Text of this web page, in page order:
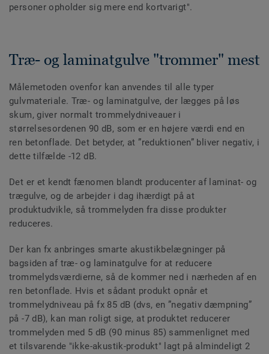
personer opholder sig mere end kortvarigt".
Træ- og laminatgulve "trommer" mest
Målemetoden ovenfor kan anvendes til alle typer
gulvmateriale. Træ- og laminatgulve, der lægges på løs
skum, giver normalt trommelydniveauer i
størrelsesordenen 90 dB, som er en højere værdi end en
ren betonflade. Det betyder, at ”reduktionen” bliver negativ, i
dette tilfælde -12 dB.
Det er et kendt fænomen blandt producenter af laminat- og
trægulve, og de arbejder i dag ihærdigt på at
produktudvikle, så trommelyden fra disse produkter
reduceres.
Der kan fx anbringes smarte akustikbelægninger på
bagsiden af træ- og laminatgulve for at reducere
trommelydsværdierne, så de kommer ned i nærheden af en
ren betonflade. Hvis et sådant produkt opnår et
trommelydniveau på fx 85 dB (dvs, en ”negativ dæmpning”
på -7 dB), kan man roligt sige, at produktet reducerer
trommelyden med 5 dB (90 minus 85) sammenlignet med
et tilsvarende "ikke-akustik-produkt" lagt på almindeligt 2